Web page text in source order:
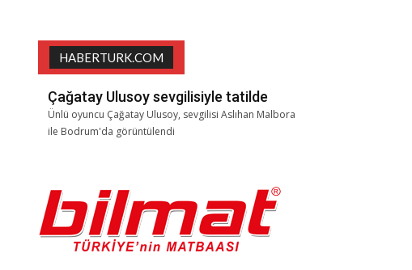
HABERTURK.COM
Çağatay Ulusoy sevgilisiyle tatilde
Ünlü oyuncu Çağatay Ulusoy, sevgilisi Aslıhan Malbora
ile Bodrum'da görüntülendi